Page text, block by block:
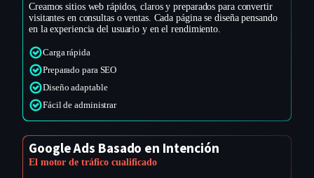
Creamos sitios web rápidos, claros y preparados para convertir
visitantes en consultas o ventas. Cada página se diseña pensando
en la experiencia del usuario y en el rendimiento.
Carga rápida
Preparado para SEO
Diseño adaptable
Fácil de administrar
Google Ads Basado en Intención
El motor de tráfico cualificado